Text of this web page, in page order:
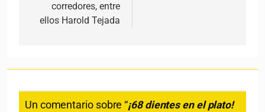
corredores, entre
ellos Harold Tejada
Un comentario sobre “¡68 dientes en el plato!